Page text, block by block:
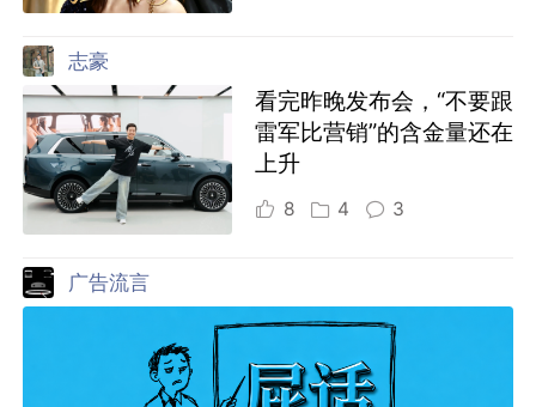
志豪
看完昨晚发布会，“不要跟
雷军比营销”的含金量还在
上升
8 4 3
广告流言